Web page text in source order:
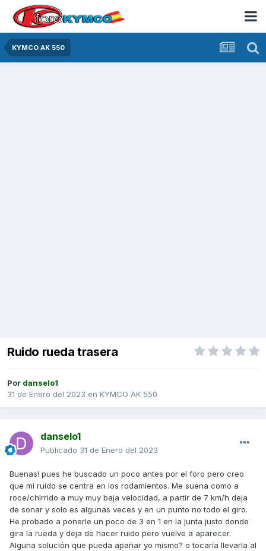
KYMCO AK 550
Ruido rueda trasera
Por danselo1
31 de Enero del 2023 en KYMCO AK 550
danselo1
Publicado 31 de Enero del 2023
Buenas! pues he buscado un poco antes por el foro pero creo
que mi ruido se centra en los rodamientos. Me suena como a
roce/chirrido a muy muy baja velocidad, a partir de 7 km/h deja
de sonar y solo es algunas veces y en un punto no todo el giro.
He probado a ponerle un poco de 3 en 1 en la junta justo donde
gira la rueda y deja de hacer ruido pero vuelve a aparecer.
Alguna solución que pueda apañar yo mismo? o tocaría llevarla al